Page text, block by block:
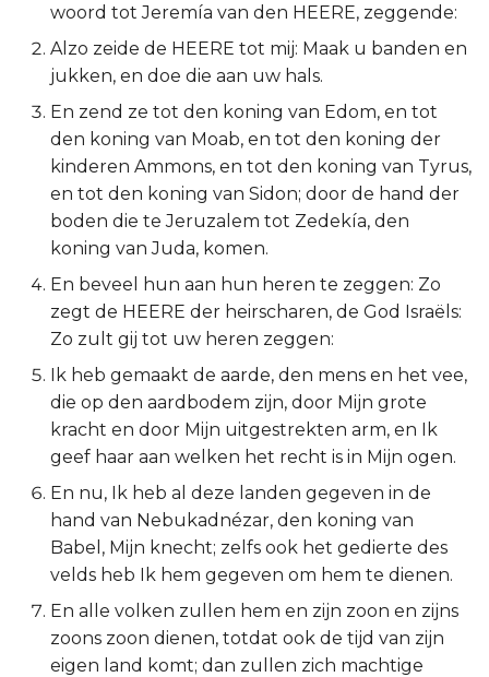
Johannes
Handelingen
Romeinen
1 Korinthe
2 Korinthe
Galaten
Éfeze
Filipenzen
Kolossenzen
1 Thessalonicenzen
2 Thessalonicenzen
1 Timótheüs
2 Timótheüs
woord tot Jeremía van den HEERE, zeggende:
Alzo zeide de HEERE tot mij: Maak u banden en
jukken, en doe die aan uw hals.
En zend ze tot den koning van Edom, en tot
den koning van Moab, en tot den koning der
kinderen Ammons, en tot den koning van Tyrus,
en tot den koning van Sidon; door de hand der
boden die te Jeruzalem tot Zedekía, den
koning van Juda, komen.
En beveel hun aan hun heren te zeggen: Zo
zegt de HEERE der heirscharen, de God Israëls:
Zo zult gij tot uw heren zeggen:
Ik heb gemaakt de aarde, den mens en het vee,
die op den aardbodem zijn, door Mijn grote
kracht en door Mijn uitgestrekten arm, en Ik
geef haar aan welken het recht is in Mijn ogen.
En nu, Ik heb al deze landen gegeven in de
hand van Nebukadnézar, den koning van
Babel, Mijn knecht; zelfs ook het gedierte des
velds heb Ik hem gegeven om hem te dienen.
En alle volken zullen hem en zijn zoon en zijns
zoons zoon dienen, totdat ook de tijd van zijn
eigen land komt; dan zullen zich machtige